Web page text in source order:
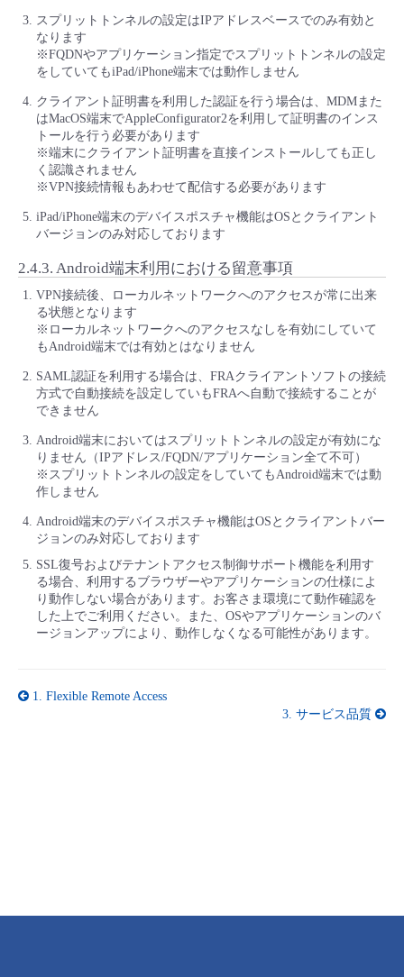
スプリットトンネルの設定はIPアドレスベースでのみ有効と
なります
※FQDNやアプリケーション指定でスプリットトンネルの設定
をしていてもiPad/iPhone端末では動作しません
クライアント証明書を利用した認証を行う場合は、MDMまた
はMacOS端末でAppleConfigurator2を利用して証明書のインス
トールを行う必要があります
※端末にクライアント証明書を直接インストールしても正し
く認識されません
※VPN接続情報もあわせて配信する必要があります
iPad/iPhone端末のデバイスポスチャ機能はOSとクライアント
バージョンのみ対応しております
2.4.3. Android端末利用における留意事項
VPN接続後、ローカルネットワークへのアクセスが常に出来
る状態となります
※ローカルネットワークへのアクセスなしを有効にしていて
もAndroid端末では有効とはなりません
SAML認証を利用する場合は、FRAクライアントソフトの接続
方式で自動接続を設定していもFRAへ自動で接続することが
できません
Android端末においてはスプリットトンネルの設定が有効にな
りません（IPアドレス/FQDN/アプリケーション全て不可）
※スプリットトンネルの設定をしていてもAndroid端末では動
作しません
Android端末のデバイスポスチャ機能はOSとクライアントバー
ジョンのみ対応しております
SSL復号およびテナントアクセス制御サポート機能を利用す
る場合、利用するブラウザーやアプリケーションの仕様によ
り動作しない場合があります。お客さま環境にて動作確認を
した上でご利用ください。また、OSやアプリケーションのバ
ージョンアップにより、動作しなくなる可能性があります。
1. Flexible Remote Access
3. サービス品質